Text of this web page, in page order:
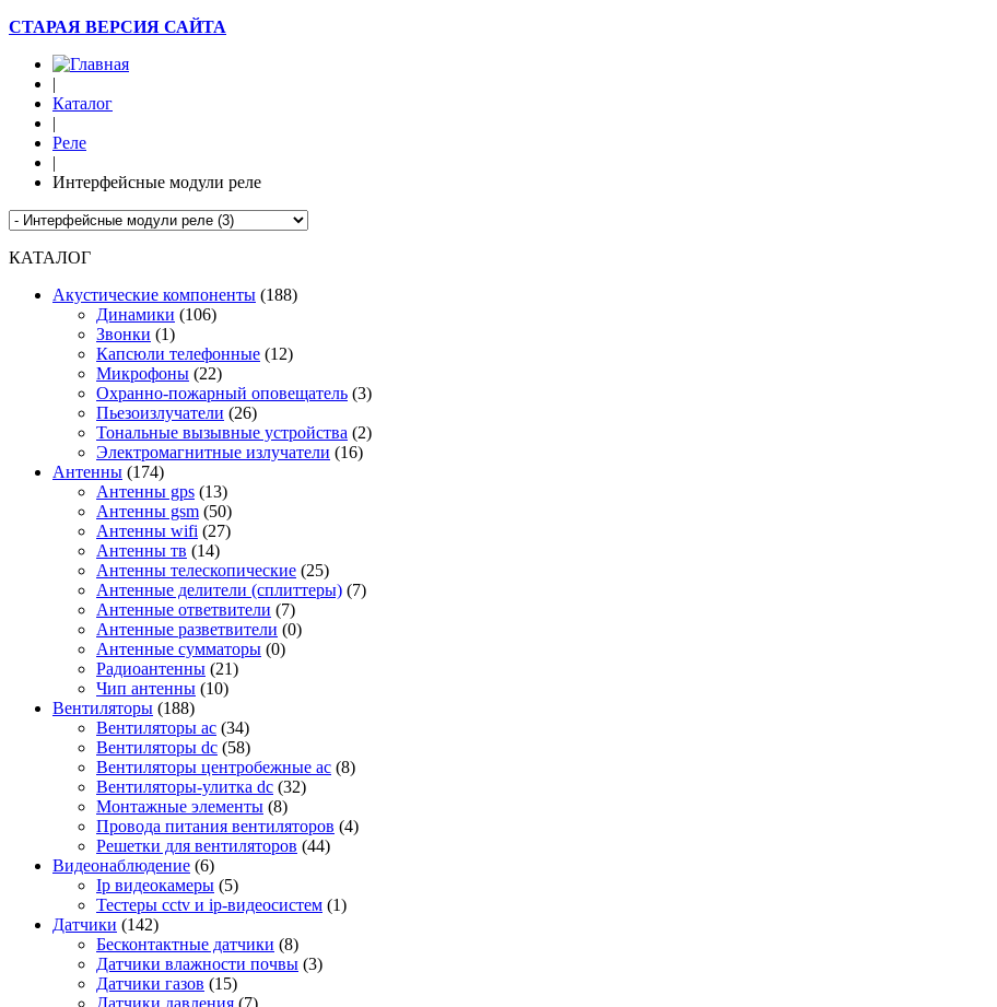
СТАРАЯ ВЕРСИЯ САЙТА
|
Каталог
|
Реле
|
Интерфейсные модули реле
КАТАЛОГ
Акустические компоненты (188)
Динамики (106)
Звонки (1)
Капсюли телефонные (12)
Микрофоны (22)
Охранно-пожарный оповещатель (3)
Пьезоизлучатели (26)
Тональные вызывные устройства (2)
Электромагнитные излучатели (16)
Антенны (174)
Антенны gps (13)
Антенны gsm (50)
Антенны wifi (27)
Антенны тв (14)
Антенны телескопические (25)
Антенные делители (сплиттеры) (7)
Антенные ответвители (7)
Антенные разветвители (0)
Антенные сумматоры (0)
Радиоантенны (21)
Чип антенны (10)
Вентиляторы (188)
Вентиляторы ac (34)
Вентиляторы dc (58)
Вентиляторы центробежные ac (8)
Вентиляторы-улитка dc (32)
Монтажные элементы (8)
Провода питания вентиляторов (4)
Решетки для вентиляторов (44)
Видеонаблюдение (6)
Ip видеокамеры (5)
Тестеры cctv и ip-видеосистем (1)
Датчики (142)
Бесконтактные датчики (8)
Датчики влажности почвы (3)
Датчики газов (15)
Датчики давления (7)